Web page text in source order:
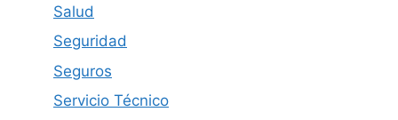
Salud
Seguridad
Seguros
Servicio Técnico